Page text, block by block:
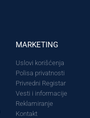
MARKETING
Uslovi korišćenja
Polisa privatnosti
Privredni Registar
Vesti i informacije
Reklamiranje
Kontakt